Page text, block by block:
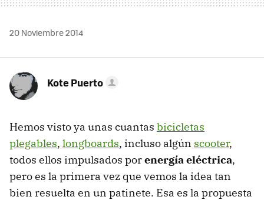
20 Noviembre 2014
Kote Puerto
Hemos visto ya unas cuantas bicicletas
plegables, longboards, incluso algún scooter,
todos ellos impulsados porenergía eléctrica,
pero es la primera vez que vemos la idea tan
bien resuelta en un patinete. Esa es la propuesta